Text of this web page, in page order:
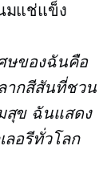
มแช่แข็ง
ษของฉันคือ
ากสีสันที่ชวน
สุข ฉันแสดง
อรีทั่วโลก